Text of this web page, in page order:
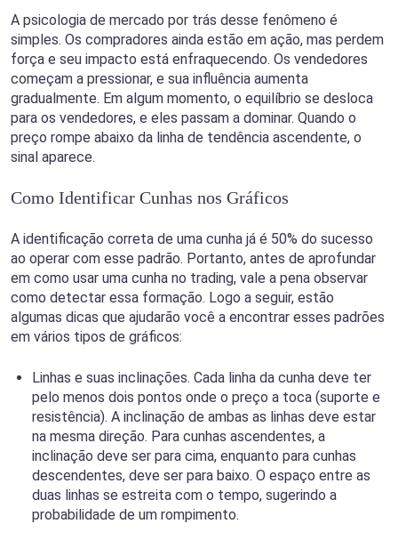
A psicologia de mercado por trás desse fenômeno é
simples. Os compradores ainda estão em ação, mas perdem
força e seu impacto está enfraquecendo. Os vendedores
começam a pressionar, e sua influência aumenta
gradualmente. Em algum momento, o equilíbrio se desloca
para os vendedores, e eles passam a dominar. Quando o
preço rompe abaixo da linha de tendência ascendente, o
sinal aparece.
Como Identificar Cunhas nos Gráficos
A identificação correta de uma cunha já é 50% do sucesso
ao operar com esse padrão. Portanto, antes de aprofundar
em como usar uma cunha no trading, vale a pena observar
como detectar essa formação. Logo a seguir, estão
algumas dicas que ajudarão você a encontrar esses padrões
em vários tipos de gráficos:
Linhas e suas inclinações. Cada linha da cunha deve ter
pelo menos dois pontos onde o preço a toca (suporte e
resistência). A inclinação de ambas as linhas deve estar
na mesma direção. Para cunhas ascendentes, a
inclinação deve ser para cima, enquanto para cunhas
descendentes, deve ser para baixo. O espaço entre as
duas linhas se estreita com o tempo, sugerindo a
probabilidade de um rompimento.